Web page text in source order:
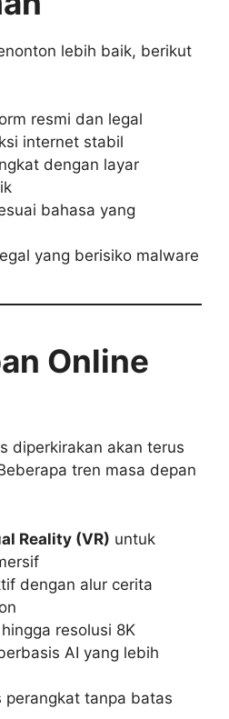
lebih baik, berikut
resmi dan legal
internet stabil
dengan layar
bahasa yang
yang berisiko malware
Online
diperkirakan akan terus
tren masa depan
Reality (VR) untuk
dengan alur cerita
resolusi 8K
AI yang lebih
perangkat tanpa batas